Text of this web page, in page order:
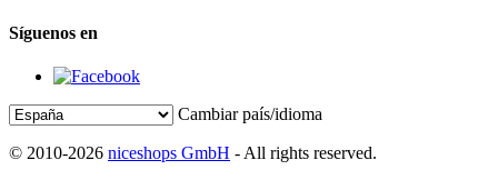
Síguenos en
Cambiar país/idioma
© 2010-2026 niceshops GmbH - All rights reserved.